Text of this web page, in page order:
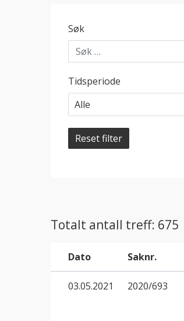
Søk
Tidsperiode
Reset filter
Totalt antall treff: 675
Dato Saknr.
03.05.2021 2020/693